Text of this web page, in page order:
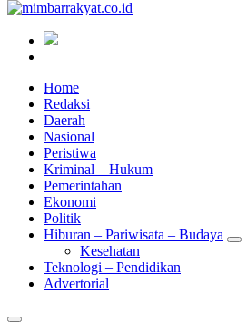
Home
Redaksi
Daerah
Nasional
Peristiwa
Kriminal – Hukum
Pemerintahan
Ekonomi
Politik
Hiburan – Pariwisata – Budaya
Kesehatan
Teknologi – Pendidikan
Advertorial